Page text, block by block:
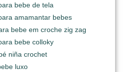
bebe de tela
amamantar bebes
bebe em croche zig zag
bebe colloky
niña crochet
luxo